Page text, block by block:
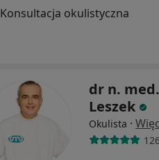
Konsultacja okulistyczna
dr n.
Leszek
Okulista ·